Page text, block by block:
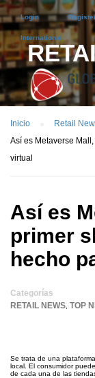
Login
International
Inicio
Retail
Así es Metaverse
virtual
Así es
primer
hecho
Categorías
RETAIL NEWS TOP
Se trata de una
local. El consumidor
de cada una de las